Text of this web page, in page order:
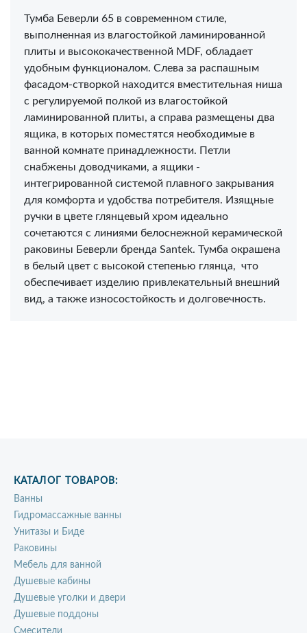
Тумба Беверли 65 в современном стиле,
выполненная из влагостойкой ламинированной
плиты и высококачественной MDF, обладает
удобным функционалом. Слева за распашным
фасадом-створкой находится вместительная ниша
с регулируемой полкой из влагостойкой
ламинированной плиты, а справа размещены два
ящика, в которых поместятся необходимые в
ванной комнате принадлежности. Петли
снабжены доводчиками, а ящики -
интегрированной системой плавного закрывания
для комфорта и удобства потребителя. Изящные
ручки в цвете глянцевый хром идеально
сочетаются с линиями белоснежной керамической
раковины Беверли бренда Santek. Тумба окрашена
в белый цвет с высокой степенью глянца, что
обеспечивает изделию привлекательный внешний
вид, а также износостойкость и долговечность.
КАТАЛОГ ТОВАРОВ:
Ванны
Гидромассажные ванны
Унитазы и Биде
Раковины
Мебель для ванной
Душевые кабины
Душевые уголки и двери
Душевые поддоны
Смесители